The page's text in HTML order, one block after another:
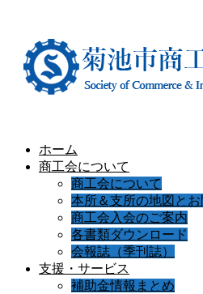
ホーム
商工会について
商工会について
本所＆支所の地図と
商工会入会のご案内
各書類ダウンロード
会報誌（季刊誌）
支援・サービス
補助金情報まとめ